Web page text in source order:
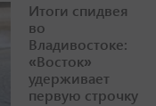
Итоги спидвея
во
Владивостоке:
«Восток»
удерживает
первую строчку